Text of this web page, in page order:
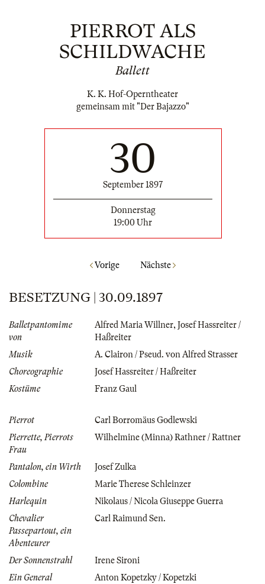
PIERROT ALS
SCHILDWACHE
Ballett
K. K. Hof-Operntheater
gemeinsam mit "Der Bajazzo"
30
September 1897
Donnerstag
19:00 Uhr
Vorige Nächste
BESETZUNG | 30.09.1897
Balletpantomime
von
Alfred Maria Willner, Josef Hassreiter /
Haßreiter
Musik
A. Clairon / Pseud. von Alfred Strasser
Choreographie
Josef Hassreiter / Haßreiter
Kostüme
Franz Gaul
Pierrot
Carl Borromäus Godlewski
Pierrette, Pierrots
Frau
Wilhelmine (Minna) Rathner / Rattner
Pantalon, ein Wirth
Josef Zulka
Colombine
Marie Therese Schleinzer
Harlequin
Nikolaus / Nicola Giuseppe Guerra
Chevalier
Passepartout, ein
Abenteurer
Carl Raimund Sen.
Der Sonnenstrahl
Irene Sironi
Ein General
Anton Kopetzky / Kopetzki